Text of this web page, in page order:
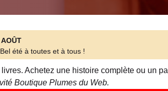
été à toutes et à tous !
Achetez une histoire complète ou un
Boutique Plumes du Web.